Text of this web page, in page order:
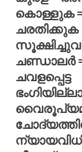
കൊള്ളുക =
ചണ്ഡാലര്‍